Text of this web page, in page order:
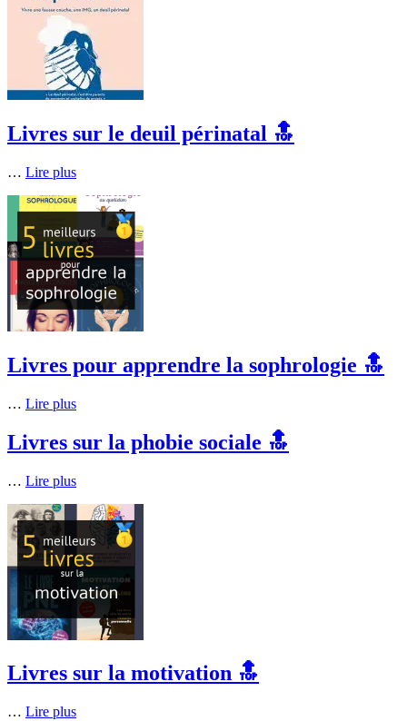
Livres sur le deuil périnatal 🔝
… Lire plus
Livres pour apprendre la sophrologie 🔝
… Lire plus
Livres sur la phobie sociale 🔝
… Lire plus
Livres sur la motivation 🔝
… Lire plus